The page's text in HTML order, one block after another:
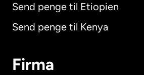
Send penge til Etiopien
Send penge til Kenya
Firma